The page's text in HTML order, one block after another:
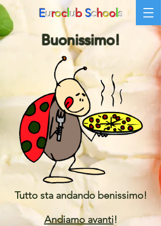
EuroclubSchools
Buonissimo!
Tutto sta andando benissimo!
Andiamo avanti!